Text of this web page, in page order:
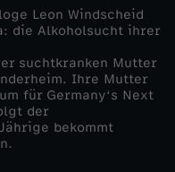
Leon Windscheid
die Alkoholsucht ihrer
suchtkranken Mutter
Ihre Mutter
für Germany‘s Next
der
bekommt